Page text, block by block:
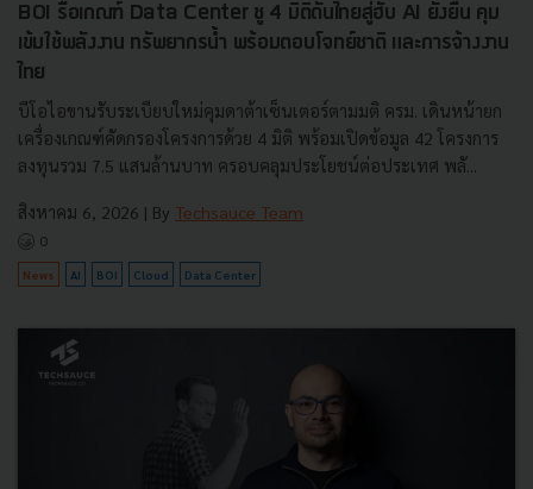
BOI รื้อเกณฑ์ Data Center ชู 4 มิติดันไทยสู่ฮับ AI ยั่งยืน คุม
เข้มใช้พลังงาน ทรัพยากรน้ำ พร้อมตอบโจทย์ชาติ และการจ้างงาน
ไทย
บีโอไอขานรับระเบียบใหม่คุมดาต้าเซ็นเตอร์ตามมติ ครม. เดินหน้ายก
เครื่องเกณฑ์คัดกรองโครงการด้วย 4 มิติ พร้อมเปิดข้อมูล 42 โครงการ
ลงทุนรวม 7.5 แสนล้านบาท ครอบคลุมประโยชน์ต่อประเทศ พลั...
สิงหาคม 6, 2026 | By Techsauce Team
0
News AI BOI Cloud Data Center